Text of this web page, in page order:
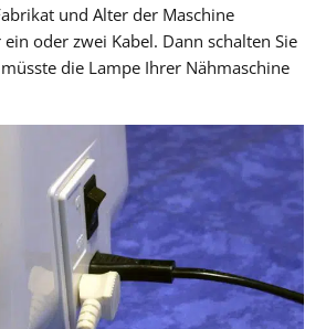
und Alter der Maschine
oder zwei Kabel. Dann schalten Sie
die Lampe Ihrer Nähmaschine